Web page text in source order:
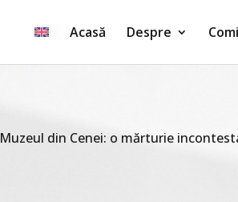
Acasă Despre
Muzeul din Cenei: o mărturie